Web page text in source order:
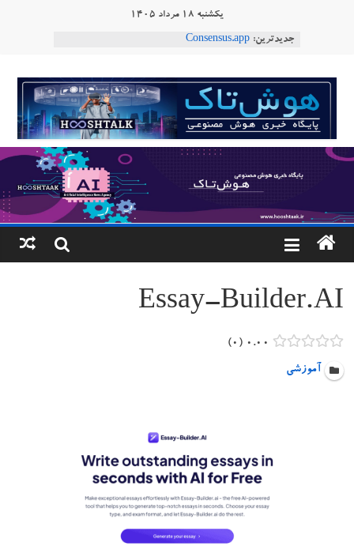
یکشنبه ۱۸ مرداد ۱۴۰۵
جدیدترین: Consensus.app
طبیعی فارسی
ربات «Aru» محصول شرکت فرانسوی Nio
Robotics
ربات T‑800
هوشتاک
پایگاه
خبری
هوش
مصنوعی
www.hooshtaak.ir
Essay-Builder.AI
۰.۰۰ ۰
آموزشی